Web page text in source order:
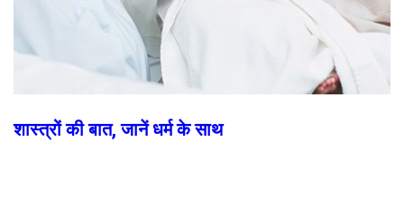
शास्त्रों की बात, जानें धर्म के साथ